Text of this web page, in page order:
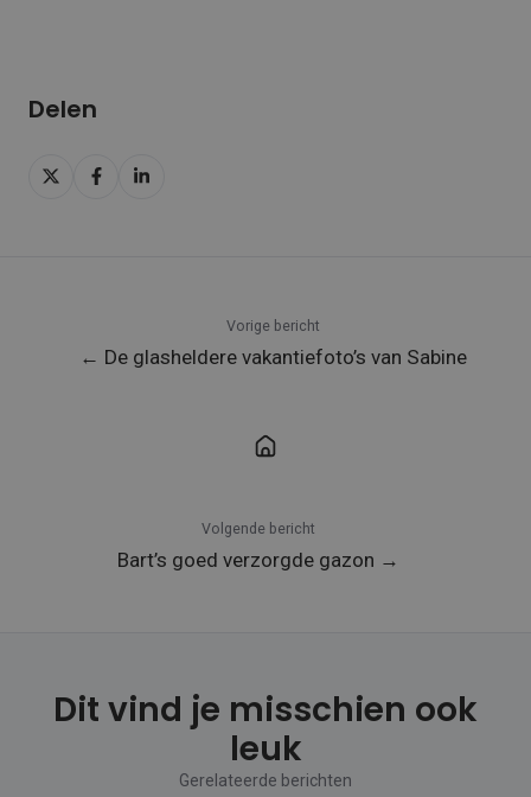
Delen
Delen
op
Delen
Delen
op
Vorige bericht
← De glasheldere vakantiefoto’s van Sabine
Volgende bericht
Bart’s goed verzorgde gazon →
Dit vind je misschien ook
leuk
Gerelateerde berichten